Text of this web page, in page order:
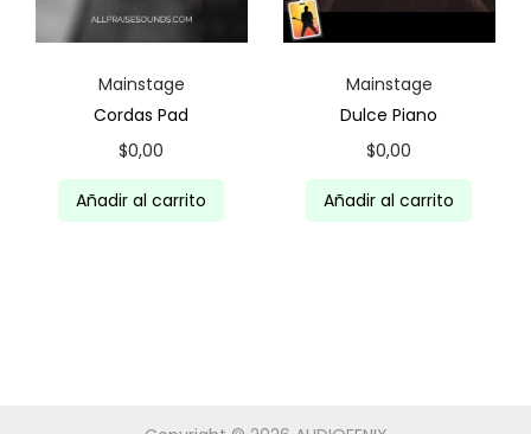
i
i
n
a
l
e
2
t
s
:
Mainstage
Cordas Pad
$0,00
Añadir al carrito
Mainstage
Dulce Piano
$0,00
Añadir al carrito